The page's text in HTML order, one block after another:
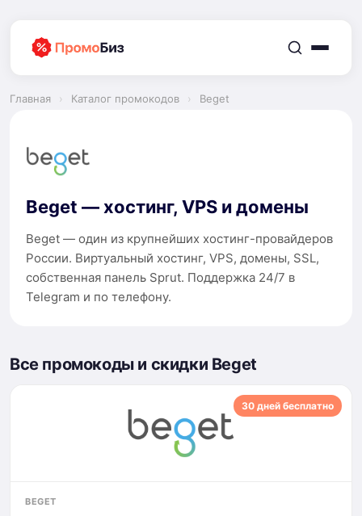
содержимому
Главная › Каталог промокодов › Beget
Beget — хостинг, VPS и домены
Beget — один из крупнейших хостинг-провайдеров
России. Виртуальный хостинг, VPS, домены, SSL,
собственная панель Sprut. Поддержка 24/7 в
Telegram и по телефону.
Все промокоды и скидки Beget
30 дней бесплатно
BEGET